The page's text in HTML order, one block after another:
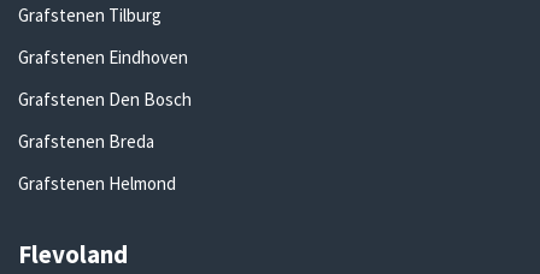
Grafstenen Tilburg
Grafstenen Eindhoven
Grafstenen Den Bosch
Grafstenen Breda
Grafstenen Helmond
Flevoland